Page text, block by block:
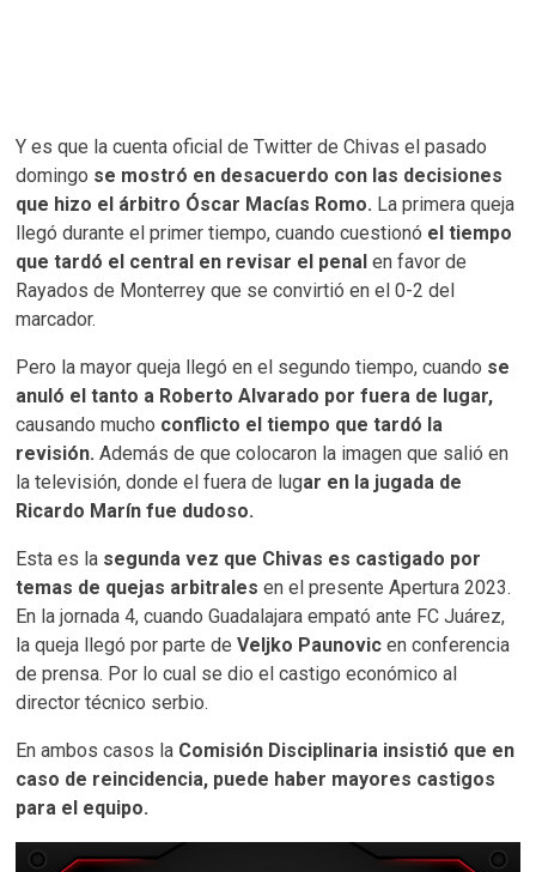
Y es que la cuenta oficial de Twitter de Chivas el pasado
domingo se mostró en desacuerdo con las decisiones
que hizo el árbitro Óscar Macías Romo. La primera queja
llegó durante el primer tiempo, cuando cuestionó el tiempo
que tardó el central en revisar el penal en favor de
Rayados de Monterrey que se convirtió en el 0-2 del
marcador.
Pero la mayor queja llegó en el segundo tiempo, cuando se
anuló el tanto a Roberto Alvarado por fuera de lugar,
causando mucho conflicto el tiempo que tardó la
revisión. Además de que colocaron la imagen que salió en
la televisión, donde el fuera de lugar en la jugada de
Ricardo Marín fue dudoso.
Esta es la segunda vez que Chivas es castigado por
temas de quejas arbitrales en el presente Apertura 2023.
En la jornada 4, cuando Guadalajara empató ante FC Juárez,
la queja llegó por parte deVeljko Paunovic en conferencia
de prensa. Por lo cual se dio el castigo económico al
director técnico serbio.
En ambos casos la Comisión Disciplinaria insistió que en
caso de reincidencia, puede haber mayores castigos
para el equipo.